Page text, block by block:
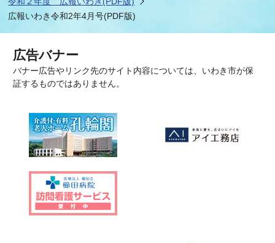
広報いわき令和2年4月号(PDF版)
広告バナー
バナー広告やリンク先のサイト内容については、いわき市が保
証するものではありません。